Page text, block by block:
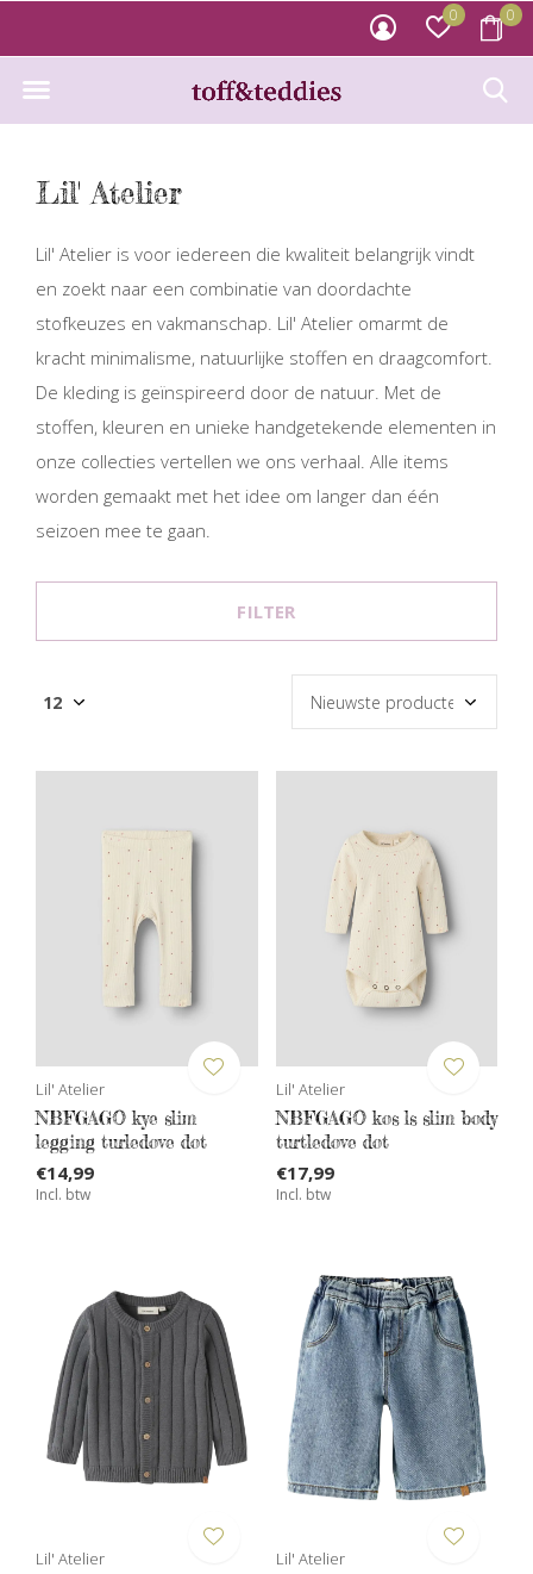
0 0
Lil' Atelier
Lil' Atelier is voor iedereen die kwaliteit belangrijk vindt
en zoekt naar een combinatie van doordachte
stofkeuzes en vakmanschap. Lil' Atelier omarmt de
kracht minimalisme, natuurlijke stoffen en draagcomfort.
De kleding is geïnspireerd door de natuur. Met de
stoffen, kleuren en unieke handgetekende elementen in
onze collecties vertellen we ons verhaal. Alle items
worden gemaakt met het idee om langer dan één
seizoen mee te gaan.
FILTER
Lil' Atelier
NBFGAGO kye slim
legging turledove dot
€14,99
Incl. btw
Lil' Atelier
NBFGAGO kos ls slim body
turtledove dot
€17,99
Incl. btw
Lil' Atelier Lil' Atelier